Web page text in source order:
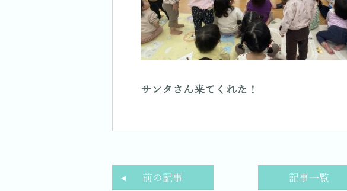
サンタさん来てくれた！
前の記事 記事一覧